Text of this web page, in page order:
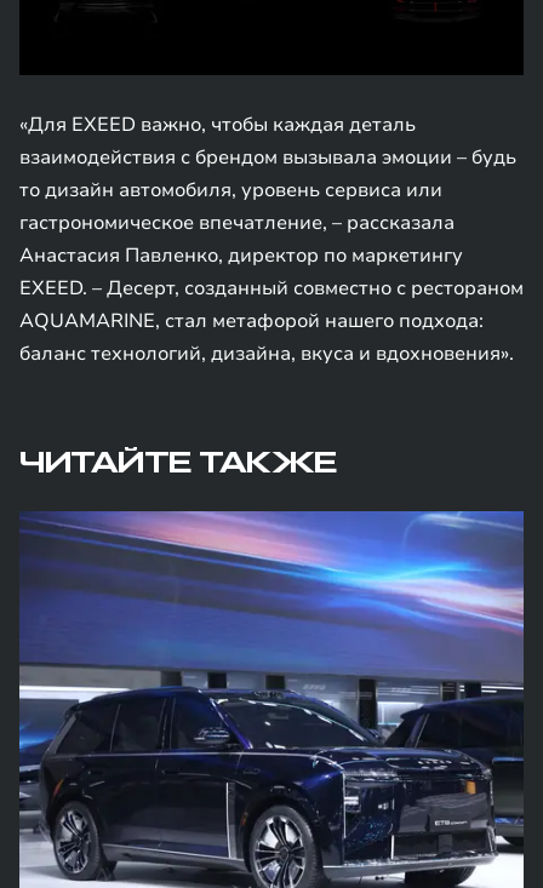
«Для EXEED важно, чтобы каждая деталь
взаимодействия с брендом вызывала эмоции – будь
то дизайн автомобиля, уровень сервиса или
гастрономическое впечатление, – рассказала
Анастасия Павленко, директор по маркетингу
EXEED. – Десерт, созданный совместно с рестораном
AQUAMARINE, стал метафорой нашего подхода:
баланс технологий, дизайна, вкуса и вдохновения».
ЧИТАЙТЕ ТАКЖЕ